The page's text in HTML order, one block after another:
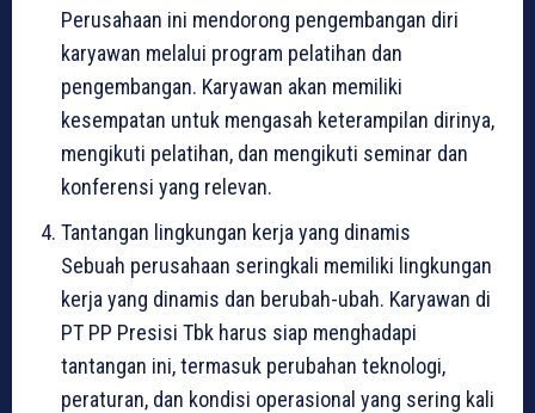
Perusahaan ini mendorong pengembangan diri
karyawan melalui program pelatihan dan
pengembangan. Karyawan akan memiliki
kesempatan untuk mengasah keterampilan dirinya,
mengikuti pelatihan, dan mengikuti seminar dan
konferensi yang relevan.
Tantangan lingkungan kerja yang dinamis
Sebuah perusahaan seringkali memiliki lingkungan
kerja yang dinamis dan berubah-ubah. Karyawan di
PT PP Presisi Tbk harus siap menghadapi
tantangan ini, termasuk perubahan teknologi,
peraturan, dan kondisi operasional yang sering kali